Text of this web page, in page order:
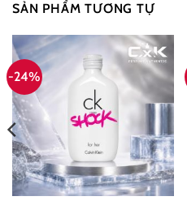
SẢN PHẨM TƯƠNG TỰ
-24%